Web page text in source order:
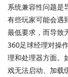
系统兼容性问题是
有些玩家可能会遇
最低要求，而导致
360足球经理对操
理和处理器方面。
戏无法启动、加载